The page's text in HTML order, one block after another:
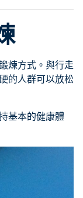
煉方式。與行走
的人群可以放松
基本的健康體